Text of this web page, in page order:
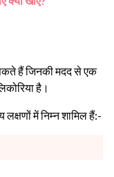
हैं जिनकी मदद से एक
है।
लक्षणों में निम्न शामिल हैं:-